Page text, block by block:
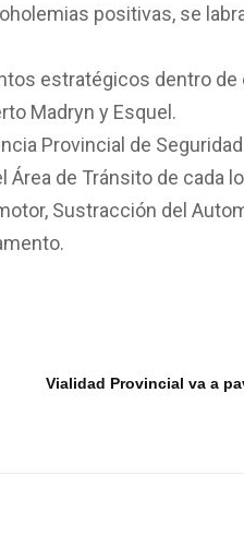
positivas, se
estratégicos dentro
Madryn y Esquel.
Provincial de
de Tránsito de cada
Sustracción del
Vialidad Provincial va a